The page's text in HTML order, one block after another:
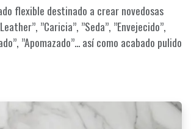
flexible destinado a crear novedosas
”Caricia”, ”Seda”, ”Envejecido”,
”Apomazado”... así como acabado pulido